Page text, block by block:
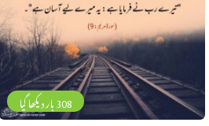
308 بار دیکھا گیا